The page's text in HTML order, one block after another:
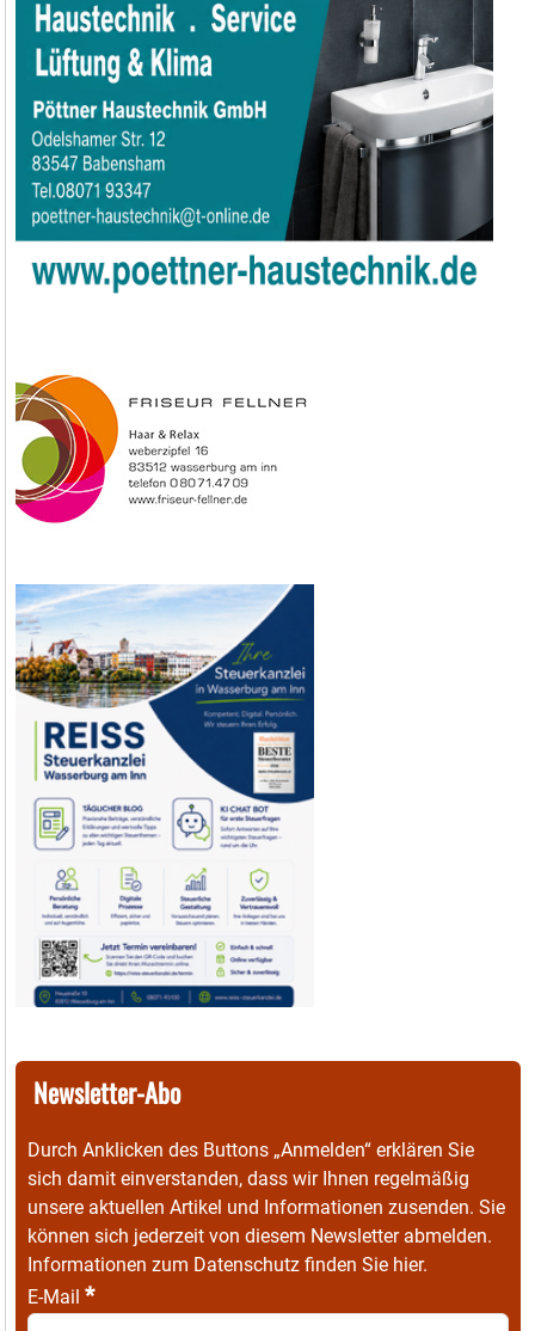
Newsletter-Abo
Durch Anklicken des Buttons „Anmelden“ erklären Sie
sich damit einverstanden, dass wir Ihnen regelmäßig
unsere aktuellen Artikel und Informationen zusenden. Sie
können sich jederzeit von diesem Newsletter abmelden.
Informationen zum Datenschutz finden Sie hier.
E-Mail *